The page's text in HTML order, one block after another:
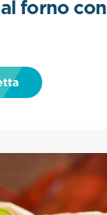
forno con